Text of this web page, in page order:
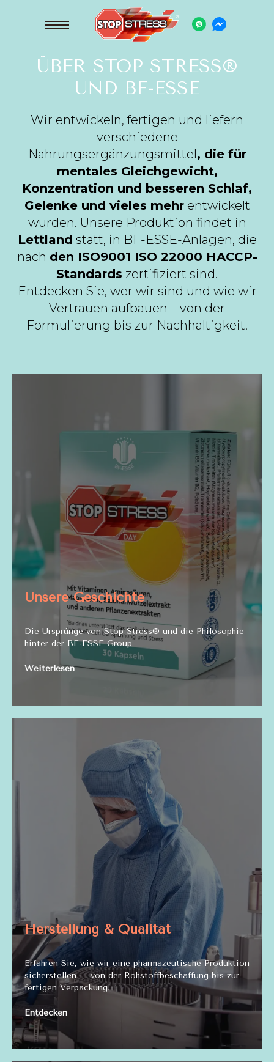
ÜBER STOP STRESS®
UND BF-ESSE
Wir entwickeln, fertigen und liefern
verschiedene
Nahrungsergänzungsmittel, die für
mentales Gleichgewicht,
Konzentration und besseren Schlaf,
Gelenke und vieles mehrentwickelt
wurden. Unsere Produktion findet in
Lettland statt, in BF-ESSE-Anlagen, die
nach den ISO9001 ISO 22000 HACCP-
Standards zertifiziert sind.
Entdecken Sie, wer wir sind und wie wir
Vertrauen aufbauen – von der
Formulierung bis zur Nachhaltigkeit.
Unsere Geschichte
Die Ursprünge von Stop Stress® und die Philosophie
hinter der BF-ESSE Group.
Weiterlesen
Herstellung & Qualität
Erfahren Sie, wie wir eine pharmazeutische Produktion
sicherstellen – von der Rohstoffbeschaffung bis zur
fertigen Verpackung.
Entdecken